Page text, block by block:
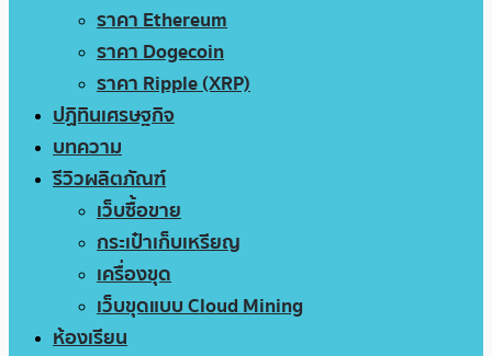
ราคา Ethereum
ราคา Dogecoin
ราคา Ripple (XRP)
ปฏิทินเศรษฐกิจ
บทความ
รีวิวผลิตภัณฑ์
เว็บซื้อขาย
กระเป๋าเก็บเหรียญ
เครื่องขุด
เว็บขุดแบบ Cloud Mining
ห้องเรียน